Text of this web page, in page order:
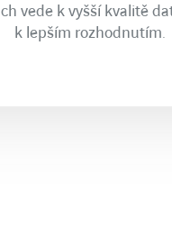
vede k vyšší kvalitě
k lepším rozhodnutím.